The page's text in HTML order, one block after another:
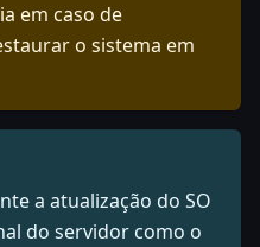
em caso de
o sistema em
a atualização do SO
do servidor como o